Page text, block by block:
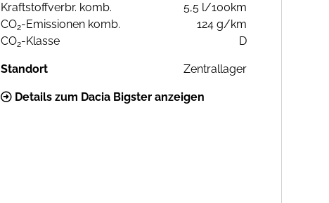
Kraftstoffverbr. komb.
5,5 l/100km
CO2-Emissionen komb.
124 g/km
CO2-Klasse D
Standort Zentrallager
Details zum Dacia Bigster anzeigen